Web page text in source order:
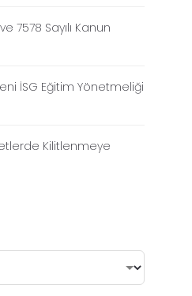
7578 Sayılı Kanun
İSG Eğitim Yönetmeliği
Kilitlenmeye